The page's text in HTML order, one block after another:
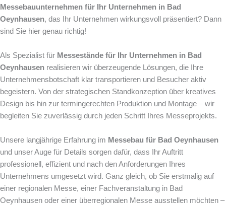
Messebauunternehmen für Ihr Unternehmen in Bad
Oeynhausen, das Ihr Unternehmen wirkungsvoll präsentiert? Dann
sind Sie hier genau richtig!
Als Spezialist für Messestände für Ihr Unternehmen in Bad
Oeynhausen realisieren wir überzeugende Lösungen, die Ihre
Unternehmensbotschaft klar transportieren und Besucher aktiv
begeistern. Von der strategischen Standkonzeption über kreatives
Design bis hin zur termingerechten Produktion und Montage – wir
begleiten Sie zuverlässig durch jeden Schritt Ihres Messeprojekts.
Unsere langjährige Erfahrung im Messebau für Bad Oeynhausen
und unser Auge für Details sorgen dafür, dass Ihr Auftritt
professionell, effizient und nach den Anforderungen Ihres
Unternehmens umgesetzt wird. Ganz gleich, ob Sie erstmalig auf
einer regionalen Messe, einer Fachveranstaltung in Bad
Oeynhausen oder einer überregionalen Messe ausstellen möchten –